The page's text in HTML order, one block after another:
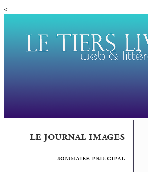
<
le journal images
sommaire principal